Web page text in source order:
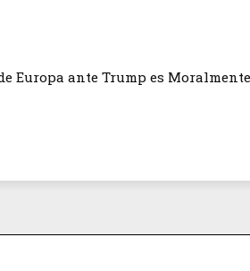
Europa ante Trump es